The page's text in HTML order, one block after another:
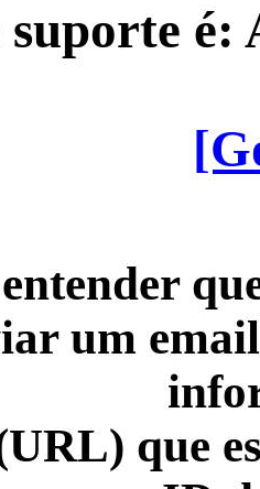
é:
entender
um
que